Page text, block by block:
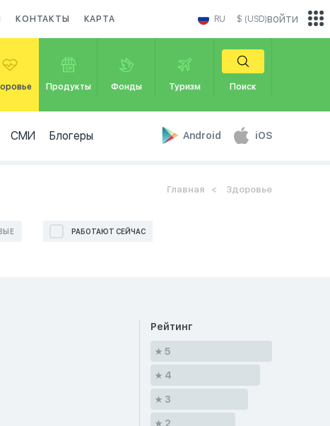
КОНТАКТЫ КАРТА RU $ (USD)
Продукты Фонды Туризм Поиск
СМИ Блогеры Android iOS
войти
Главная Здоровье
РАБОТАЮТ СЕЙЧАС
Рейтинг
5
4
3
2